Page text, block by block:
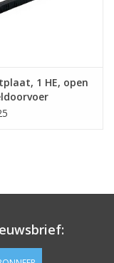
1 HE, open